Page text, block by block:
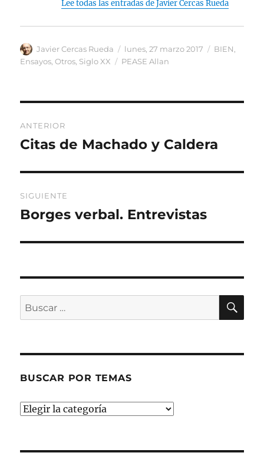
Lee todas las entradas de Javier Cercas Rueda
Autor
Javier Cercas Rueda
Publicado
el
lunes, 27 marzo 2017 Categorías
BIEN
Ensayos ,Otros Siglo XX Etiquetas
PEASE Allan
de
ANTERIOR
Entrada
Citas de Machado y Caldera
SIGUIENTE
Entrada
Borges verbal. Entrevistas
Buscar
por:
BUSCAR POR TEMAS
Buscar